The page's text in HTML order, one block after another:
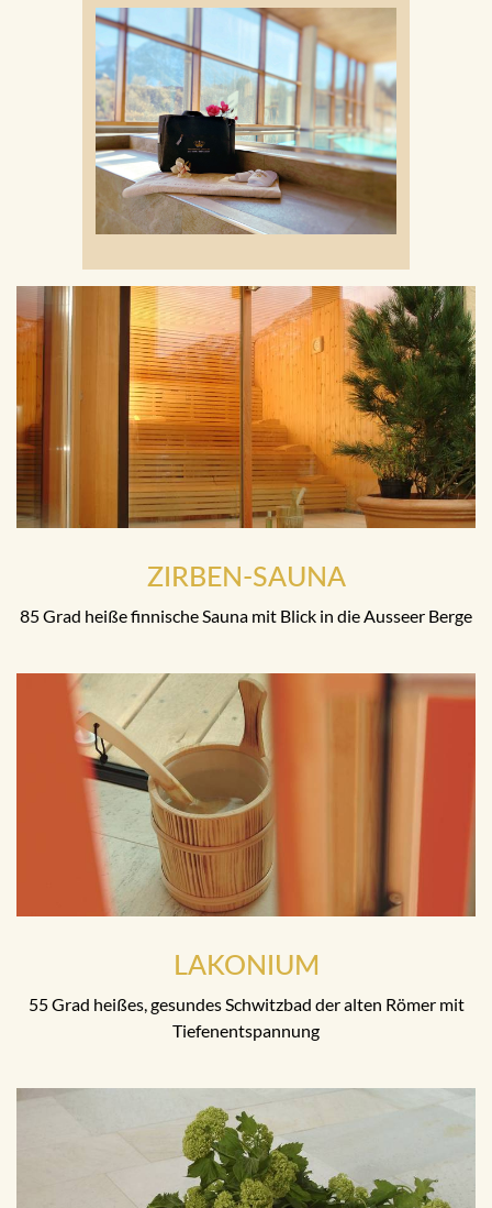
ZIRBEN-SAUNA
85 Grad heiße finnische Sauna mit Blick in die Ausseer Berge
LAKONIUM
55 Grad heißes, gesundes Schwitzbad der alten Römer mit
Tiefenentspannung